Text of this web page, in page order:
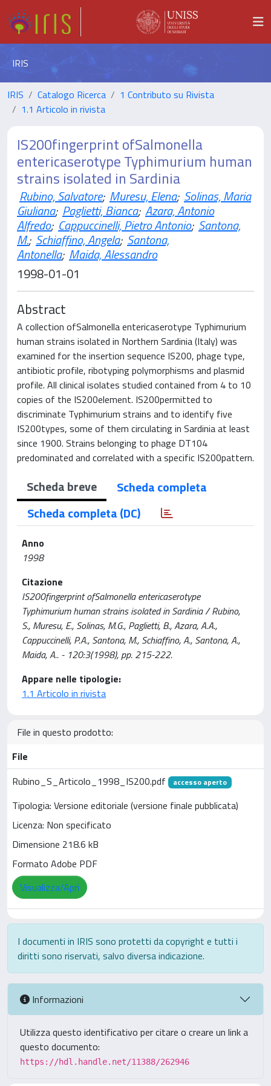
IRIS
IRIS Catalogo Ricerca
1 Contributo su Rivista
1.1 Articolo in rivista
IS200fingerprint ofSalmonella
entericaserotype Typhimurium human
strains isolated in Sardinia
Rubino, Salvatore; Muresu, Elena; Solinas, Maria
Giuliana; Paglietti, Bianca; Azara, Antonio
Alfredo; Cappuccinelli, Pietro Antonio; Santona,
M.; Schiaffino, Angela; Santona,
Antonella; Maida, Alessandro
1998-01-01
Abstract
A collection ofSalmonella entericaserotype Typhimurium
human strains isolated in Northern Sardinia (Italy) was
examined for the insertion sequence IS200, phage type,
antibiotic profile, ribotyping polymorphisms and plasmid
profile. All clinical isolates studied contained from 4 to 10
copies of the IS200element. IS200permitted to
discriminate Typhimurium strains and to identify five
IS200types, some of them circulating in Sardinia at least
since 1900. Strains belonging to phage DT104
predominated and correlated with a specific IS200pattern.
Scheda breve
Scheda completa
Scheda completa (DC)
Anno
1998
Citazione
IS200fingerprint ofSalmonella entericaserotype
Typhimurium human strains isolated in Sardinia / Rubino,
S., Muresu, E., Solinas, M.G., Paglietti, B., Azara, A.A.,
Cappuccinelli, P.A., Santona, M., Schiaffino, A., Santona, A.,
Maida, A.. - 120:3(1998), pp. 215-222.
Appare nelle tipologie:
1.1 Articolo in rivista
File in questo prodotto:
File
Rubino_S_Articolo_1998_IS200.pdf
accesso aperto
Tipologia: Versione editoriale (versione finale pubblicata)
Licenza: Non specificato
Dimensione 218.6 kB
Formato Adobe PDF
Visualizza/Apri
I documenti in IRIS sono protetti da copyright e tutti i
diritti sono riservati, salvo diversa indicazione.
Informazioni
Utilizza questo identificativo per citare o creare un link a
questo documento:
https://hdl.handle.net/11388/262946